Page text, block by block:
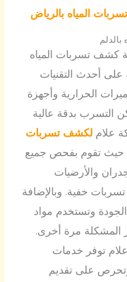
المياه بالرياض
تسربات المياه
على أحدث التقنيات
الحرارية وأجهزة
التسرب بدقة عالية
علاملكشف تسربات
حيث تقوم بفحص جميع
والأرضيات
خفية. وبالإضافة
وتستخدم مواد
المشكلة مرة أخرى.
توفر خدمات
على تقديم